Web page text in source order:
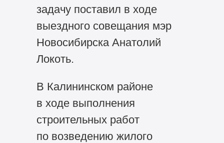
задачу поставил в ходе
выездного совещания мэр
Новосибирска Анатолий
Локоть.
В Калининском районе
в ходе выполнения
строительных работ
по возведению жилого